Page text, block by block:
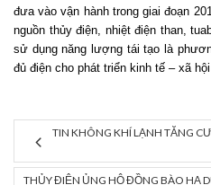
đưa vào vận hành trong giai đoạn
nguồn thủy điện, nhiệt điện than,
sử dụng năng lượng tái tạo là
đủ điện cho phát triển kinh tế – xã
TIN KHÔNG KHÍ LẠNH TĂNG
THỦY ĐIỆN ỦNG HỘ ĐỒNG BÀO HẠ